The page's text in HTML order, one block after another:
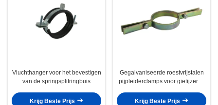
Vluchthanger voor het bevestigen
van de springsplitringbuis
Krijg Beste Prijs
Gegalvaniseerde roestvrijstalen
pijpleiderclamps voor gietijzeren
Krijg Beste Prijs